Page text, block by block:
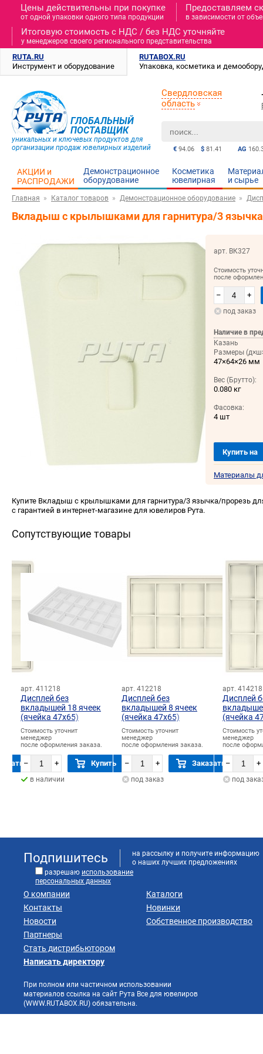
Цены действительны при покупке
от одной упаковки одного типа продукции
Предоставляем
в зависимости от
Итоговую стоимость c НДС / без НДС уточняйте
у менеджеров своего регионального представительства
RUTA.RU
Инструмент и оборудование
RUTABOX.RU
Упаковка, косметика и
ГЛОБАЛЬНЫЙ
ПОСТАВЩИК
уникальных и ключевых продуктов для
организации продаж ювелирных изделий
AG
€ 94.06 $ 81.41
Свердловская
область
АКЦИИ и
РАСПРОДАЖИ
Демонстрационное
оборудование
Косметика
ювелирная
и cырье
Главная Каталог товаров Демонстрационное оборудование
Вкладыш с крылышками для гарнитура/3
арт. ВК327
Стоимость
после
– +
под заказ
Наличие в
Казань
Размеры
47×64×26 мм
Вес (Брутто):
0.080 кг
Фасовка:
4 шт
Купить на
Материалы
Купите Вкладыш с крылышками для гарнитура/3 язычка/прорезь
с гарантией в интернет-магазине для ювелиров Рута.
Сопутствующие товары
арт. 411218
Дисплей без
вкладышей 18 ячеек
(ячейка 47х65)
Стоимость уточнит
менеджер
после оформления заказа.
– + Купить
в наличии
арт. 412218
Дисплей без
вкладышей 8 ячеек
(ячейка 47х65)
Стоимость уточнит
менеджер
после оформления заказа.
– + Заказать
под заказ
арт. 414218
Дисплей
(ячейка
Стоимость
менеджер
после
– +
под
Подпишитесь
на рассылку и получите информацию
о наших лучших предложениях
разрешаю использование
персональных данных
О компании
Контакты
Новости
Партнеры
Стать дистрибьютором
Каталоги
Новинки
Собственное производство
Написать директору
При полном или частичном использовании
материалов ссылка на сайт Рута Все для ювелиров
(WWW.RUTABOX.RU) обязательна.